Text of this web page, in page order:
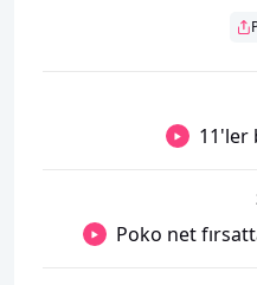
11'ler
Poko net